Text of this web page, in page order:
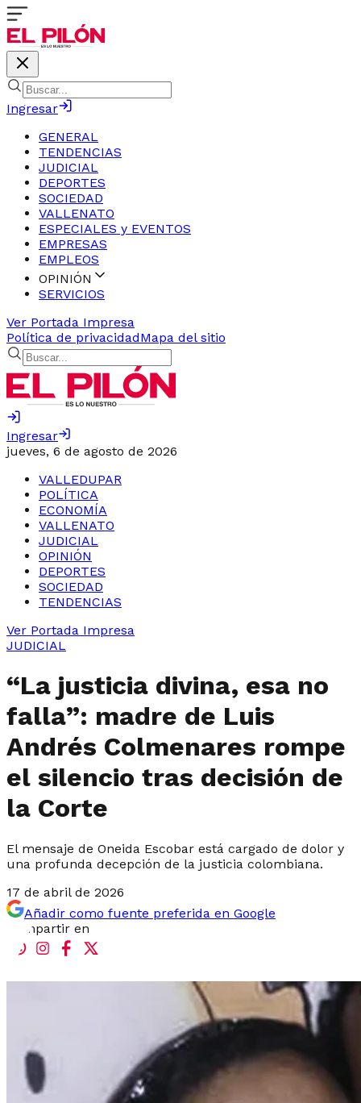
Ingresar
GENERAL
TENDENCIAS
JUDICIAL
DEPORTES
SOCIEDAD
VALLENATO
ESPECIALES y EVENTOS
EMPRESAS
EMPLEOS
OPINIÓN
SERVICIOS
Ver Portada Impresa
Política de privacidadMapa del sitio
Ingresar
jueves, 6 de agosto de 2026
VALLEDUPAR
POLÍTICA
ECONOMÍA
VALLENATO
JUDICIAL
OPINIÓN
DEPORTES
SOCIEDAD
TENDENCIAS
Ver Portada Impresa
JUDICIAL
“La justicia divina, esa no
falla”: madre de Luis
Andrés Colmenares rompe
el silencio tras decisión de
la Corte
El mensaje de Oneida Escobar está cargado de dolor y
una profunda decepción de la justicia colombiana.
17 de abril de 2026
Añadir como fuente preferida en Google
Compartir en